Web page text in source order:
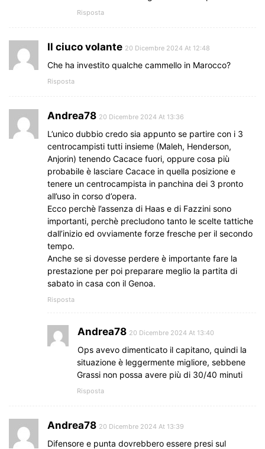
Risposta
Il ciuco volante 20 Dicembre 2024 At 12:48
Che ha investito qualche cammello in Marocco?
Risposta
Andrea78 20 Dicembre 2024 At 13:36
L’unico dubbio credo sia appunto se partire con i 3
centrocampisti tutti insieme (Maleh, Henderson,
Anjorin) tenendo Cacace fuori, oppure cosa più
probabile è lasciare Cacace in quella posizione e
tenere un centrocampista in panchina dei 3 pronto
all’uso in corso d’opera.
Ecco perchè l’assenza di Haas e di Fazzini sono
importanti, perchè precludono tanto le scelte tattiche
dall’inizio ed ovviamente forze fresche per il secondo
tempo.
Anche se si dovesse perdere è importante fare la
prestazione per poi preparare meglio la partita di
sabato in casa con il Genoa.
Risposta
Andrea78 20 Dicembre 2024 At 13:40
Ops avevo dimenticato il capitano, quindi la
situazione è leggermente migliore, sebbene
Grassi non possa avere più di 30/40 minuti
Risposta
Andrea78 20 Dicembre 2024 At 13:39
Difensore e punta dovrebbero essere presi sul